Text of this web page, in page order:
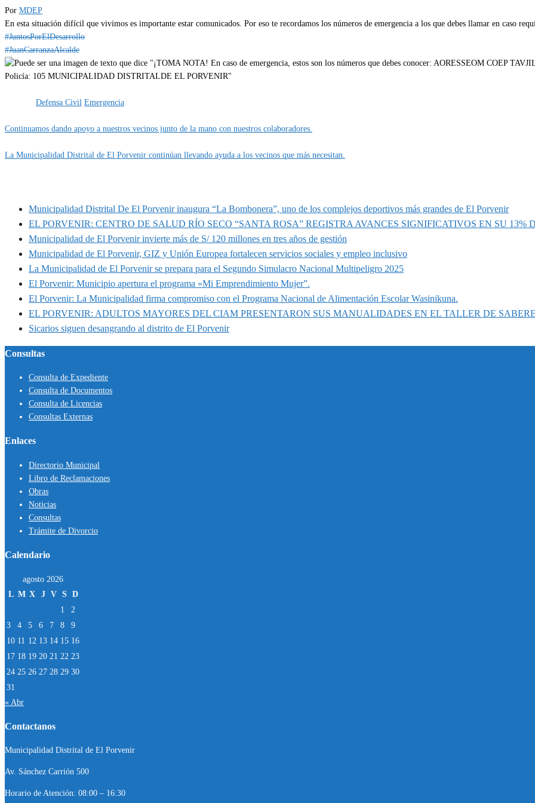
Por MDEP
En esta situación difícil que vivimos es importante estar comunicados. Por eso te recordamos los números de emergencia a los que debes llamar en caso
#JuntosPorElDesarrollo
#JuanCarranzaAlcalde
Defensa Civil Emergencia
Continuamos dando apoyo a nuestros vecinos junto de la mano con nuestros colaboradores.
La Municipalidad Distrital de El Porvenir continúan llevando ayuda a los vecinos que más necesitan.
Municipalidad Distrital De El Porvenir inaugura “La Bombonera”, uno de los complejos deportivos más grandes de El Porvenir
EL PORVENIR: CENTRO DE SALUD RÍO SECO “SANTA ROSA” REGISTRA AVANCES SIGNIFICATIVOS EN SU 13%
Municipalidad de El Porvenir invierte más de S/ 120 millones en tres años de gestión
Municipalidad de El Porvenir, GIZ y Unión Europea fortalecen servicios sociales y empleo inclusivo
La Municipalidad de El Porvenir se prepara para el Segundo Simulacro Nacional Multipeligro 2025
El Porvenir: Municipio apertura el programa «Mi Emprendimiento Mujer”.
El Porvenir: La Municipalidad firma compromiso con el Programa Nacional de Alimentación Escolar Wasinikuna.
EL PORVENIR: ADULTOS MAYORES DEL CIAM PRESENTARON SUS MANUALIDADES EN EL TALLER DE
Sicarios siguen desangrando al distrito de El Porvenir
Consultas
Consulta de Expediente
Consulta de Documentos
Consulta de Licencias
Consultas Externas
Enlaces
Directorio Municipal
Libro de Reclamaciones
Obras
Noticias
Consultas
Trámite de Divorcio
Calendario
agosto 2026
L M X J V S D
1
2
3
4 5 6 7 8
9
10 11 12 13 14 15 16
17 18 19 20 21 22 23
24 25 26 27 28 29 30
31
« Abr
Contactanos
Municipalidad Distrital de El Porvenir
Av. Sánchez Carrión 500
Horario de Atención: 08:00 – 16:30